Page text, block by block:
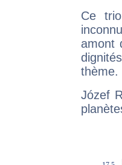
Ce
amont
thème.
Józef